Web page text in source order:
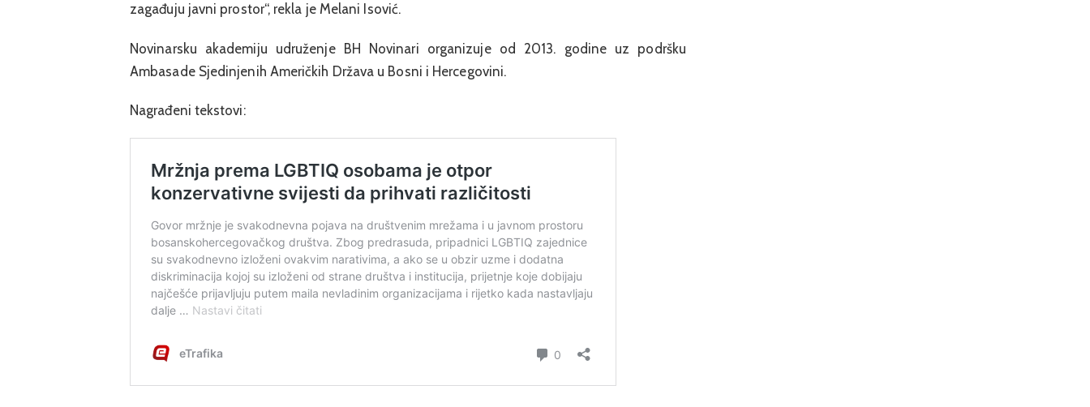
zagađuju javni prostor“, rekla je Melani Isović.
Novinarsku akademiju udruženje BH Novinari organizuje od 2013. godine uz podršku
Ambasade Sjedinjenih Američkih Država u Bosni i Hercegovini.
Nagrađeni tekstovi: